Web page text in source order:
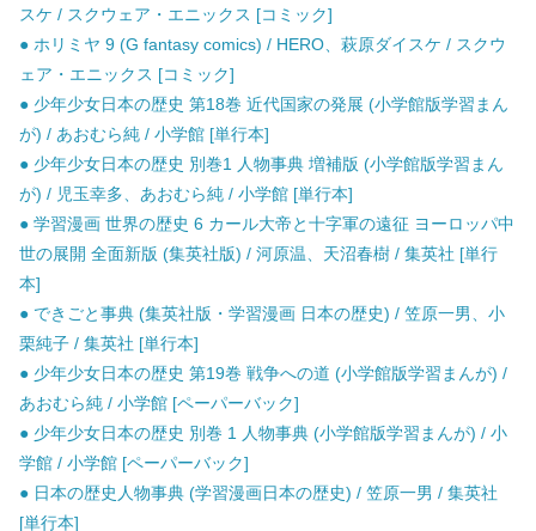
スケ / スクウェア・エニックス [コミック]
● ホリミヤ 9 (G fantasy comics) / HERO、萩原ダイスケ / スクウ
ェア・エニックス [コミック]
● 少年少女日本の歴史 第18巻 近代国家の発展 (小学館版学習まん
が) / あおむら純 / 小学館 [単行本]
● 少年少女日本の歴史 別巻1 人物事典 増補版 (小学館版学習まん
が) / 児玉幸多、あおむら純 / 小学館 [単行本]
● 学習漫画 世界の歴史 6 カール大帝と十字軍の遠征 ヨーロッパ中
世の展開 全面新版 (集英社版) / 河原温、天沼春樹 / 集英社 [単行
本]
● できごと事典 (集英社版・学習漫画 日本の歴史) / 笠原一男、小
栗純子 / 集英社 [単行本]
● 少年少女日本の歴史 第19巻 戦争への道 (小学館版学習まんが) /
あおむら純 / 小学館 [ペーパーバック]
● 少年少女日本の歴史 別巻 1 人物事典 (小学館版学習まんが) / 小
学館 / 小学館 [ペーパーバック]
● 日本の歴史人物事典 (学習漫画日本の歴史) / 笠原一男 / 集英社
[単行本]